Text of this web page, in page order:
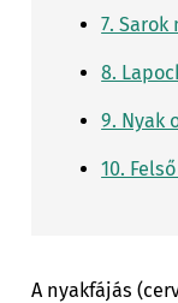
7.
8.
9. Nyak
10.
A nyakfájás